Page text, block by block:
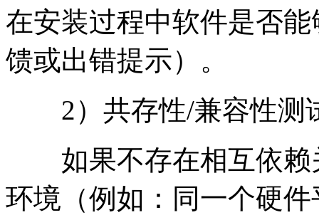
在安装过程中软件是否
馈或出错提示）。
2）共存性/兼容性测
如果不存在相互依赖
环境（例如：同一个硬